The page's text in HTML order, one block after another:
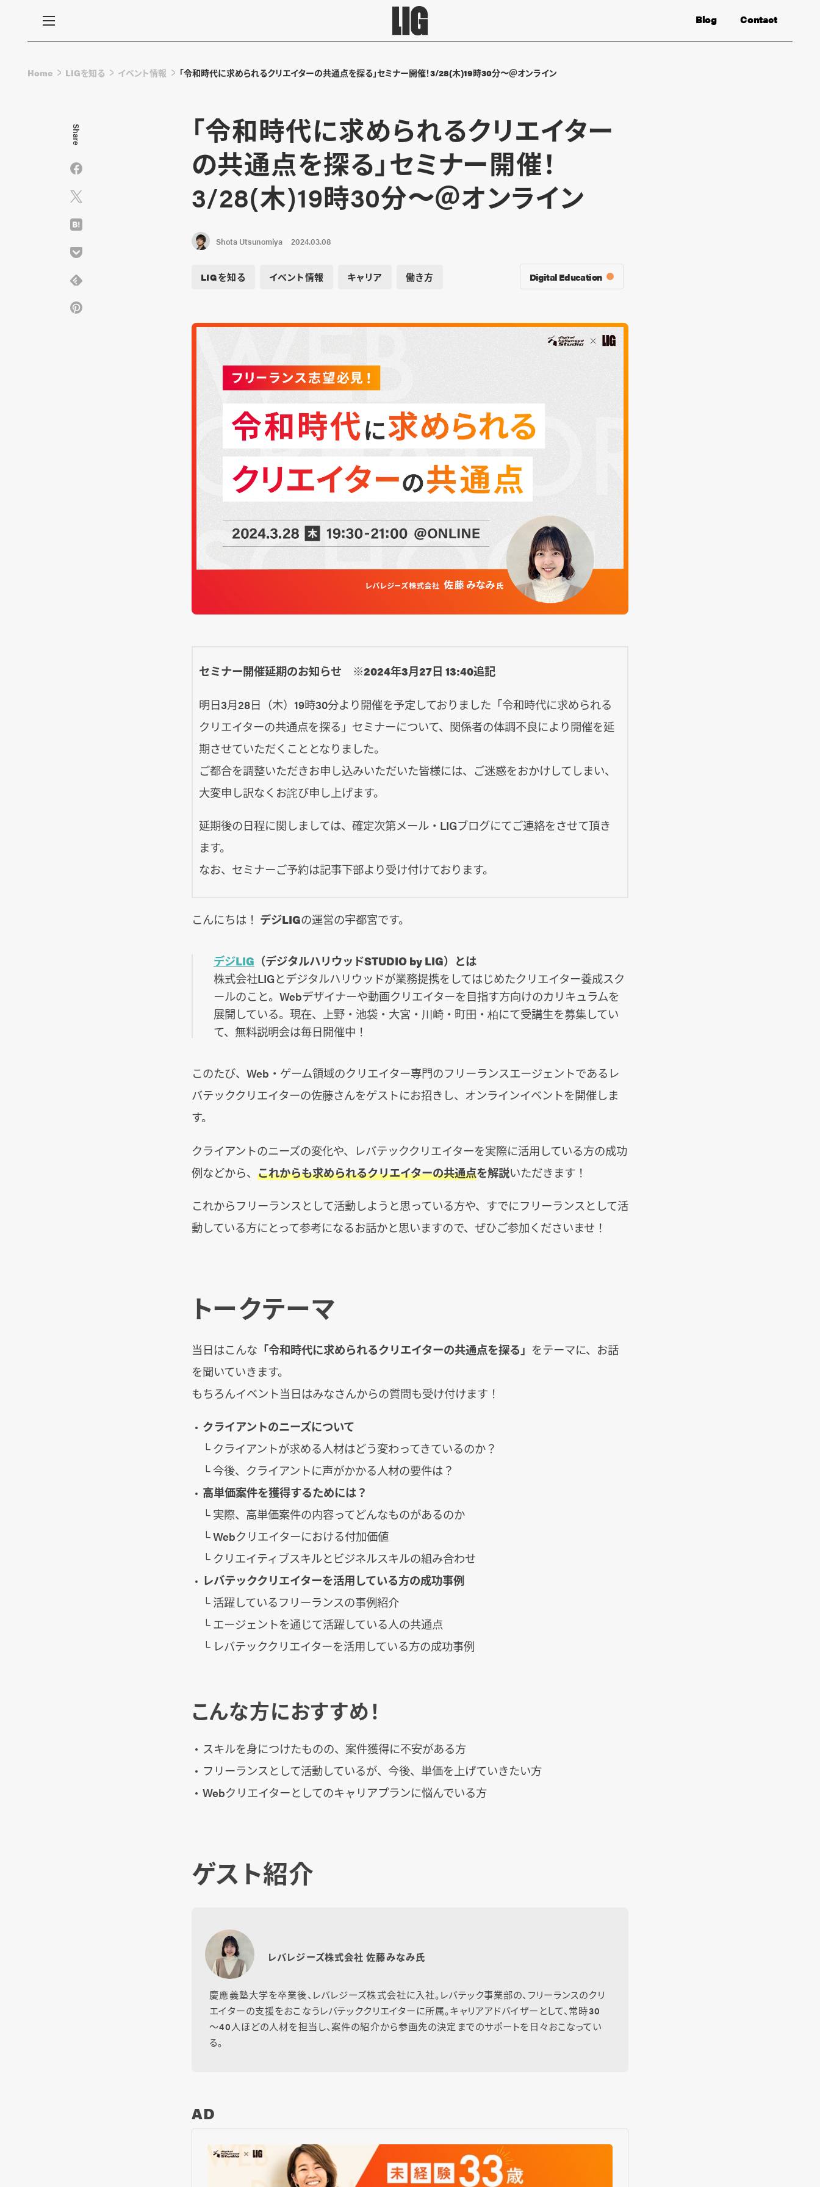
Contact
Blog
Home LIGを知る イベント情報 「令和時代に求められるクリエイターの共通点を探る」セミナー開催！3/28(木)19時30分〜＠オンライン
「令和時代に求められるクリエイター
の共通点を探る」セミナー開催！
3/28(木)19時30分〜＠オンライン
Shota Utsunomiya 2024.03.08
LIGを知る イベント情報 キャリア 働き方 Digital Education
セミナー開催延期のお知らせ ※2024年3月27日 13:40追記
明日3月28日（木）19時30分より開催を予定しておりました「令和時代に求められる
クリエイターの共通点を探る」セミナーについて、関係者の体調不良により開催を延
期させていただくこととなりました。
ご都合を調整いただきお申し込みいただいた皆様には、ご迷惑をおかけしてしまい、
大変申し訳なくお詫び申し上げます。
延期後の日程に関しましては、確定次第メール・LIGブログにてご連絡をさせて頂き
ます。
なお、セミナーご予約は記事下部より受け付けております。
こんにちは！ デジLIGの運営の宇都宮です。
デジLIG （デジタルハリウッドSTUDIO by LIG）とは
株式会社LIGとデジタルハリウッドが業務提携をしてはじめたクリエイター養成スク
ールのこと。Webデザイナーや動画クリエイターを目指す方向けのカリキュラムを
展開している。現在、上野・池袋・大宮・川崎・町田・柏にて受講生を募集してい
て、無料説明会は毎日開催中！
このたび、Web・ゲーム領域のクリエイター専門のフリーランスエージェントであるレ
バテッククリエイターの佐藤さんをゲストにお招きし、オンラインイベントを開催しま
す。
クライアントのニーズの変化や、レバテッククリエイターを実際に活用している方の成功
例などから、 これからも求められるクリエイターの共通点を解説いただきます！
これからフリーランスとして活動しようと思っている方や、すでにフリーランスとして活
動している方にとって参考になるお話かと思いますので、ぜひご参加くださいませ！
トークテーマ
当日はこんな 「令和時代に求められるクリエイターの共通点を探る」 をテーマに、お話
を聞いていきます。
もちろんイベント当日はみなさんからの質問も受け付けます！
クライアントのニーズについて
└ クライアントが求める人材はどう変わってきているのか？
└ 今後、クライアントに声がかかる人材の要件は？
高単価案件を獲得するためには？
└ 実際、高単価案件の内容ってどんなものがあるのか
└ Webクリエイターにおける付加価値
└ クリエイティブスキルとビジネルスキルの組み合わせ
レバテッククリエイターを活用している方の成功事例
└ 活躍しているフリーランスの事例紹介
└ エージェントを通じて活躍している人の共通点
└ レバテッククリエイターを活用している方の成功事例
こんな方におすすめ！
スキルを身につけたものの、案件獲得に不安がある方
フリーランスとして活動しているが、今後、単価を上げていきたい方
Webクリエイターとしてのキャリアプランに悩んでいる方
ゲスト紹介
レバレジーズ株式会社 佐藤みなみ氏
慶應義塾大学を卒業後、レバレジーズ株式会社に入社。レバテック事業部の、フリーランスのクリ
エイターの支援をおこなうレバテッククリエイターに所属。キャリアアドバイザーとして、常時30
～40人ほどの人材を担当し、案件の紹介から参画先の決定までのサポートを日々おこなってい
る。
AD
Share